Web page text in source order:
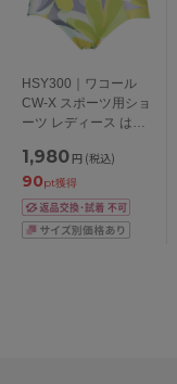
HSY300｜ワコール
CW-X スポーツ用ショ
ーツ レディース はき
S/M/L/LL
1,980 円 (税込)
90pt獲得